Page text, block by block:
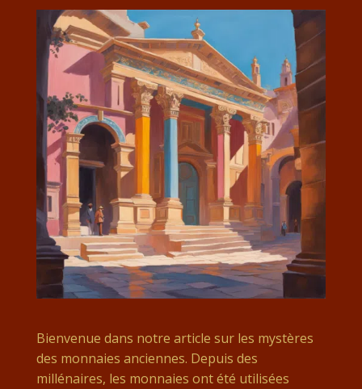
Bienvenue dans notre article sur les mystères
des monnaies anciennes. Depuis des
millénaires, les monnaies ont été utilisées